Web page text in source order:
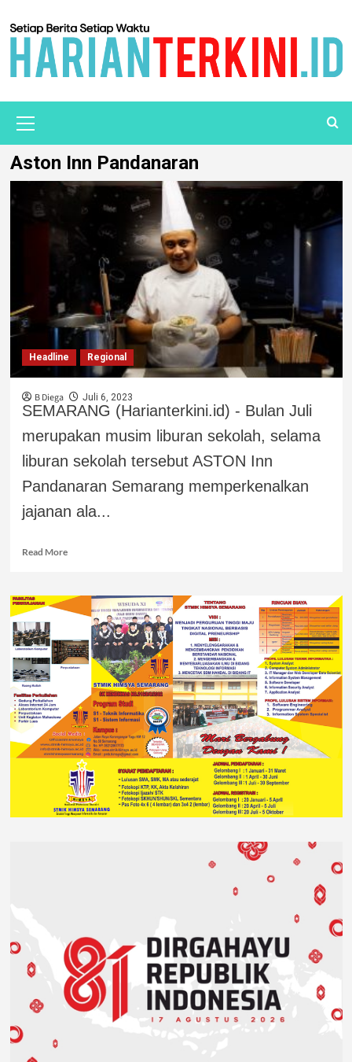
Aston Inn Pandanaran
Headline Regional
B Diega Juli 6, 2023
SEMARANG (Harianterkini.id) - Bulan Juli
merupakan musim liburan sekolah, selama
liburan sekolah tersebut ASTON Inn
Pandanaran Semarang memperkenalkan
jajanan ala...
Read More